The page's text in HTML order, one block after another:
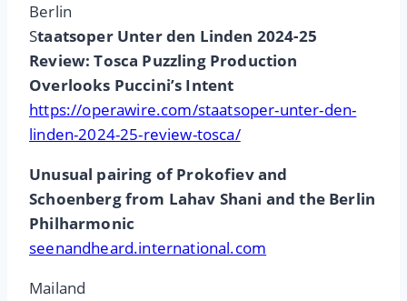
Berlin
Staatsoper Unter den Linden 2024-25
Review: Tosca Puzzling Production
Overlooks Puccini’s Intent
https://operawire.com/staatsoper-unter-den-
linden-2024-25-review-tosca/
Unusual pairing of Prokofiev and
Schoenberg from Lahav Shani and the Berlin
Philharmonic
seenandheard.international.com
Mailand